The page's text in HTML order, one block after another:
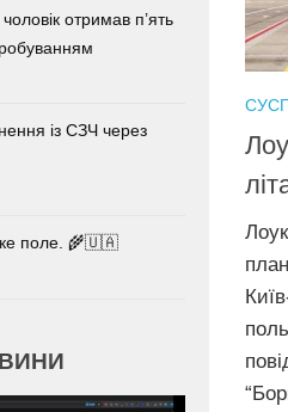
отримав п’ять
із СЗЧ через
поле. 🌾🇺🇦